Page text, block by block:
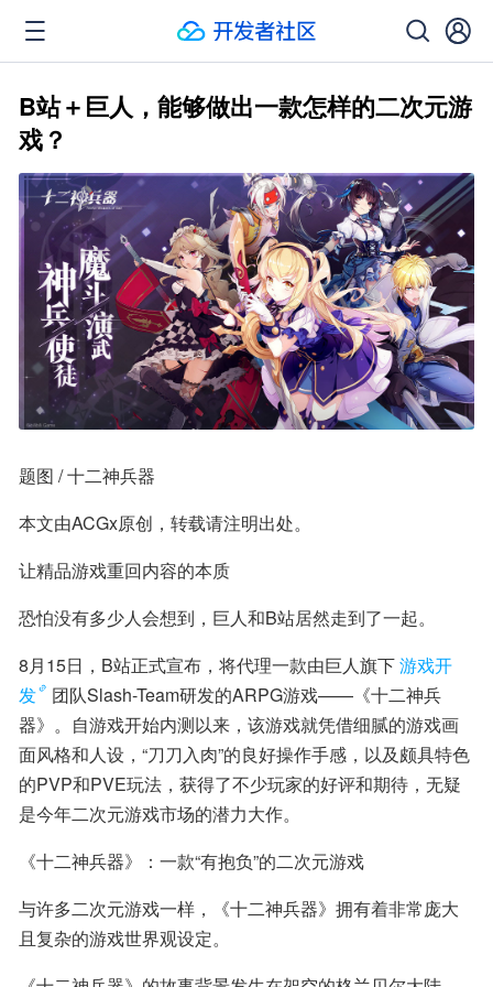
B站＋巨人，能够做出一款怎样的二次元游
戏？
题图 / 十二神兵器
本文由ACGx原创，转载请注明出处。
让精品游戏重回内容的本质
恐怕没有多少人会想到，巨人和B站居然走到了一起。
8月15日，B站正式宣布，将代理一款由巨人旗下游戏开
发
团队Slash-Team研发的ARPG游戏——《十二神兵
器》。自游戏开始内测以来，该游戏就凭借细腻的游戏画
面风格和人设，“刀刀入肉”的良好操作手感，以及颇具特色
的PVP和PVE玩法，获得了不少玩家的好评和期待，无疑
是今年二次元游戏市场的潜力大作。
《十二神兵器》：一款“有抱负”的二次元游戏
与许多二次元游戏一样，《十二神兵器》拥有着非常庞大
且复杂的游戏世界观设定。